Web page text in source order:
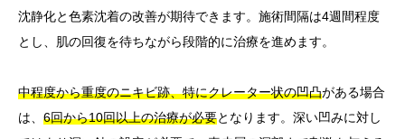
沈静化と色素沈着の改善が期待できます。施術間隔は4週間程度
とし、肌の回復を待ちながら段階的に治療を進めます。
中程度から重度のニキビ跡、特にクレーター状の凹凸がある場合
は、 6回から10回以上の治療が必要となります。深い凹みに対し